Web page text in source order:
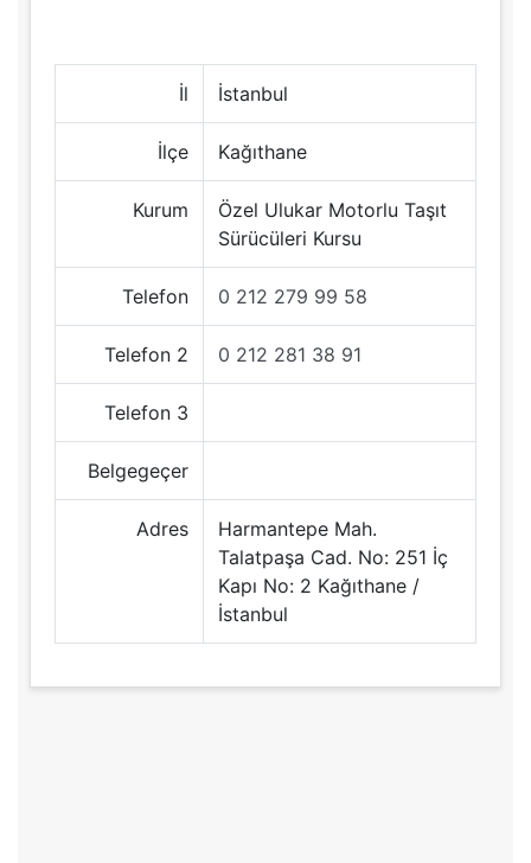
İl İstanbul
İlçe Kağıthane
Kurum
Özel Ulukar Motorlu Taşıt
Sürücüleri Kursu
Telefon 0 212 279 99 58
Telefon 2 0 212 281 38 91
Telefon 3
Belgegeçer
Adres
Harmantepe Mah.
Talatpaşa Cad. No: 251 İç
Kapı No: 2 Kağıthane /
İstanbul